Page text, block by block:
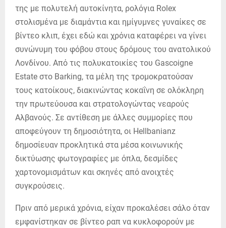
της με πολυτελή αυτοκίνητα, ρολόγια Rolex
στολισμένα με διαμάντια και ημίγυμνες γυναίκες σε
βίντεο κλιπ, έχει εδώ και χρόνια καταφέρει να γίνει
συνώνυμη του φόβου στους δρόμους του ανατολικού
Λονδίνου. Από τις πολυκατοικίες του Gascoigne
Estate στο Barking, τα μέλη της τρομοκρατούσαν
τους κατοίκους, διακινώντας κοκαΐνη σε ολόκληρη
την πρωτεύουσα και στρατολογώντας νεαρούς
Αλβανούς. Σε αντίθεση με άλλες συμμορίες που
αποφεύγουν τη δημοσιότητα, οι Hellbanianz
δημοσίευαν προκλητικά στα μέσα κοινωνικής
δικτύωσης φωτογραφίες με όπλα, δεσμίδες
χαρτονομισμάτων και σκηνές από ανοιχτές
συγκρούσεις.
Πριν από μερικά χρόνια, είχαν προκαλέσει σάλο όταν
εμφανίστηκαν σε βίντεο ραπ να κυκλοφορούν με